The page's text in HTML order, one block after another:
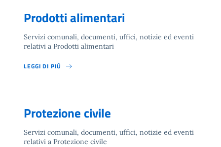
Prodotti alimentari
Servizi comunali, documenti, uffici, notizie ed eventi
relativi a Prodotti alimentari
LEGGI DI PIÙ
Protezione civile
Servizi comunali, documenti, uffici, notizie ed eventi
relativi a Protezione civile